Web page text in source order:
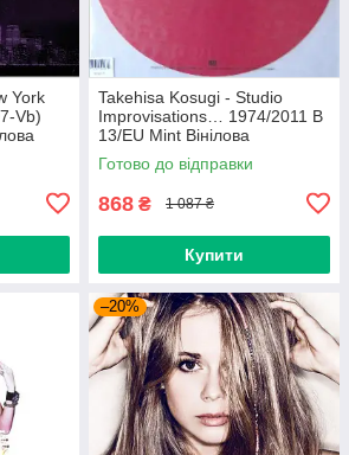
York
Vb)
Takehisa Kosugi - Studio
Improvisations… 1974/2011 B
13/EU Mint Вінілова
пластинка (art.232754)
Готово до відправки
868 ₴ 1 087 ₴
Купити
–20%